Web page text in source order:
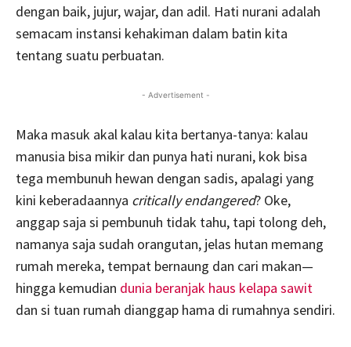
dengan baik, jujur, wajar, dan adil. Hati nurani adalah
semacam instansi kehakiman dalam batin kita
tentang suatu perbuatan.
- Advertisement -
Maka masuk akal kalau kita bertanya-tanya: kalau
manusia bisa mikir dan punya hati nurani, kok bisa
tega membunuh hewan dengan sadis, apalagi yang
kini keberadaannya critically endangered? Oke,
anggap saja si pembunuh tidak tahu, tapi tolong deh,
namanya saja sudah orangutan, jelas hutan memang
rumah mereka, tempat bernaung dan cari makan—
hingga kemudian dunia beranjak haus kelapa sawit
dan si tuan rumah dianggap hama di rumahnya sendiri.